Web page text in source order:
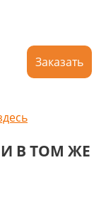
Заказать
В ТОМ ЖЕ